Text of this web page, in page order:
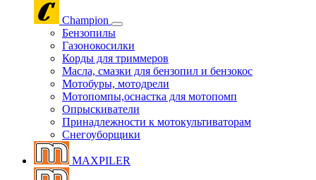
Champion
Бензопилы
Газонокосилки
Корды для триммеров
Масла, смазки для бензопил и бензокос
Мотобуры, мотодрели
Мотопомпы,оснастка для мотопомп
Опрыскиватели
Принадлежности к мотокультиваторам
Снегоуборщики
MAXPILER